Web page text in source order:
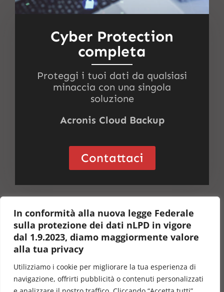
In conformità alla nuova legge Federale
sulla protezione dei dati nLPD in vigore
dal 1.9.2023, diamo maggiormente valore
alla tua privacy
Utilizziamo i cookie per migliorare la tua esperienza di
navigazione, offrirti pubblicità o contenuti personalizzati
Cyber Protection
completa
Proteggi i tuoi dati da qualsiasi
minaccia con una singola
soluzione
Acronis Cloud Backup
Contattaci
Sertus I.T.S. SA
6900 Lugano-Massagno
Telefono: +41 91 966 22 50